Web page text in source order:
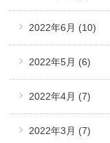
2022年6月 (10)
2022年5月 (6)
2022年4月 (7)
2022年3月 (7)